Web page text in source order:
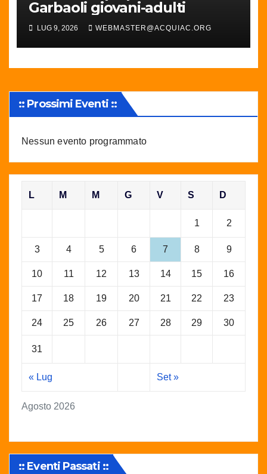
Garbaoli giovani-adulti
LUG 9, 2026 WEBMASTER@ACQUIAC.ORG
:: Prossimi Eventi ::
Nessun evento programmato
Agosto 2026
L M M G V S D
1 2
3 4 5 6 7 8 9
10 11 12 13 14 15 16
17 18 19 20 21 22 23
24 25 26 27 28 29 30
31
« Lug Set »
:: Eventi Passati ::